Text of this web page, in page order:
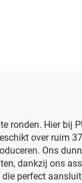
Hier bij
over ruim
Ons
dankzij ons
perfect